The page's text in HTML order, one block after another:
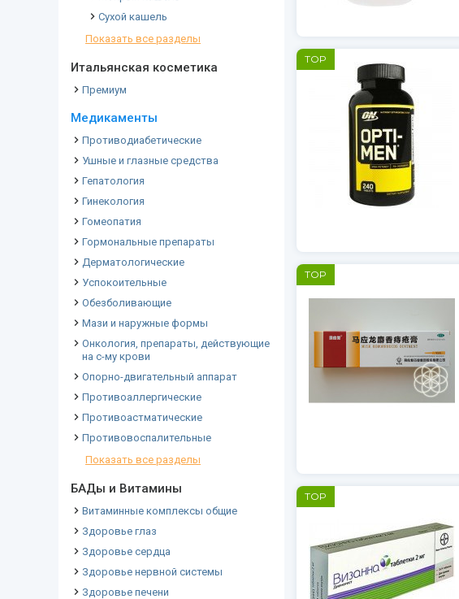
Сухой кашель
Показать все разделы
Итальянская косметика
Премиум
Медикаменты
Противодиабетические
Ушные и глазные средства
Гепатология
Гинекология
Гомеопатия
Гормональные препараты
Дерматологические
Успокоительные
Обезболивающие
Мази и наружные формы
Онкология, препараты, действующие
на с-му крови
Опорно-двигательный аппарат
Противоаллергические
Противоастматические
Противовоспалительные
Показать все разделы
БАДы и Витамины
Витаминные комплексы общие
Здоровье глаз
Здоровье сердца
Здоровье нервной системы
Здоровье печени
TOP
TOP
TOP